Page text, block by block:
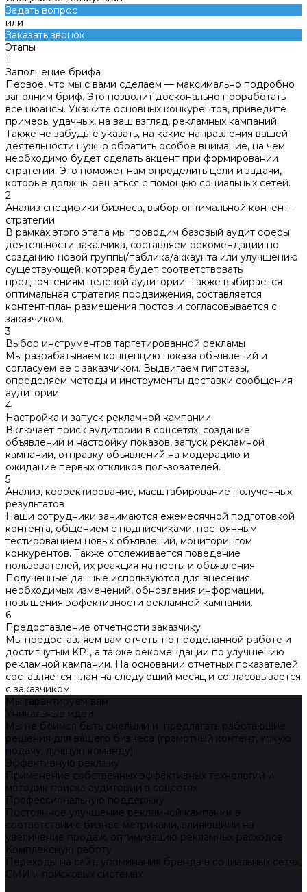
Задать вопрос
или
Заказать звонок
Этапы
1
Заполнение брифа
Первое, что мы с вами сделаем — максимально подробно
заполним бриф. Это позволит досконально проработать
все нюансы. Укажите основных конкурентов, приведите
примеры удачных, на ваш взгляд, рекламных кампаний.
Также не забудьте указать, на какие направления вашей
деятельности нужно обратить особое внимание, на чем
необходимо будет сделать акцент при формировании
стратегии. Это поможет нам определить цели и задачи,
которые должны решаться с помощью социальных сетей.
2
Анализ специфики бизнеса, выбор оптимальной контент-
стратегии
В рамках этого этапа мы проводим базовый аудит сферы
деятельности заказчика, составляем рекомендации по
созданию новой группы/паблика/аккаунта или улучшению
существующей, которая будет соответствовать
предпочтениям целевой аудитории. Также выбирается
оптимальная стратегия продвижения, составляется
контент-план размещения постов и согласовывается с
заказчиком.
3
Выбор инструментов таргетированной рекламы
Мы разрабатываем концепцию показа объявлений и
согласуем ее с заказчиком. Выдвигаем гипотезы,
определяем методы и инструменты доставки сообщения
аудитории.
4
Настройка и запуск рекламной кампании
Включает поиск аудитории в соцсетях, создание
объявлений и настройку показов, запуск рекламной
кампании, отправку объявлений на модерацию и
ожидание первых откликов пользователей.
5
Анализ, корректирование, масштабирование полученных
результатов
Наши сотрудники занимаются ежемесячной подготовкой
контента, общением с подписчиками, постоянным
тестированием новых объявлений, мониторингом
конкурентов. Также отслеживается поведение
пользователей, их реакция на посты и объявления.
Полученные данные используются для внесения
необходимых изменений, обновления информации,
повышения эффективности рекламной кампании.
6
Предоставление отчетности заказчику
Мы предоставляем вам отчеты по проделанной работе и
достигнутым KPI, а также рекомендации по улучшению
рекламной кампании. На основании отчетных показателей
составляется план на следующий месяц и согласовывается
с заказчиком.
Мы гарантируем вам
Уникальные идеи
Мы не боимся быть смелыми и предлагать работающие
решения для вашего бизнеса (грамотный контент, яркую
подачу, лучшую команду)
Эффективную рекламу
Применение собственных эффективных технологий и
методик поиска аудитории в соцсетях
Профессиональную поддержку
Постоянное улучшение рекламной кампании в
соответствии с бизнес-метриками, влияющими на
увеличение продаж, оптимизацию рекламных расходов
Комплексную работу
Переходы на сайт, упоминания бренда в социальных сетях,
СМИ и поисковых системах